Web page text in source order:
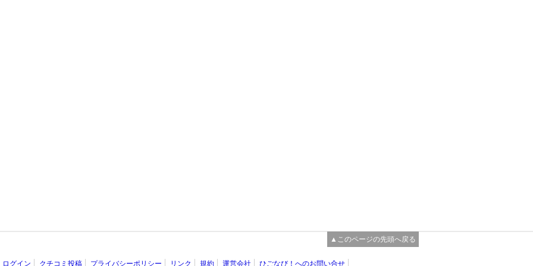
▲このページの先頭へ戻る
ログイン クチコミ投稿 プライバシーポリシー リンク 規約 運営会社 ひごなび！へのお問い合せ